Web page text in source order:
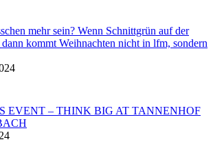
mehr sein? Wenn Schnittgrün auf der
dann kommt Weihnachten nicht in lfm, sondern
EVENT – THINK BIG AT TANNENHOF